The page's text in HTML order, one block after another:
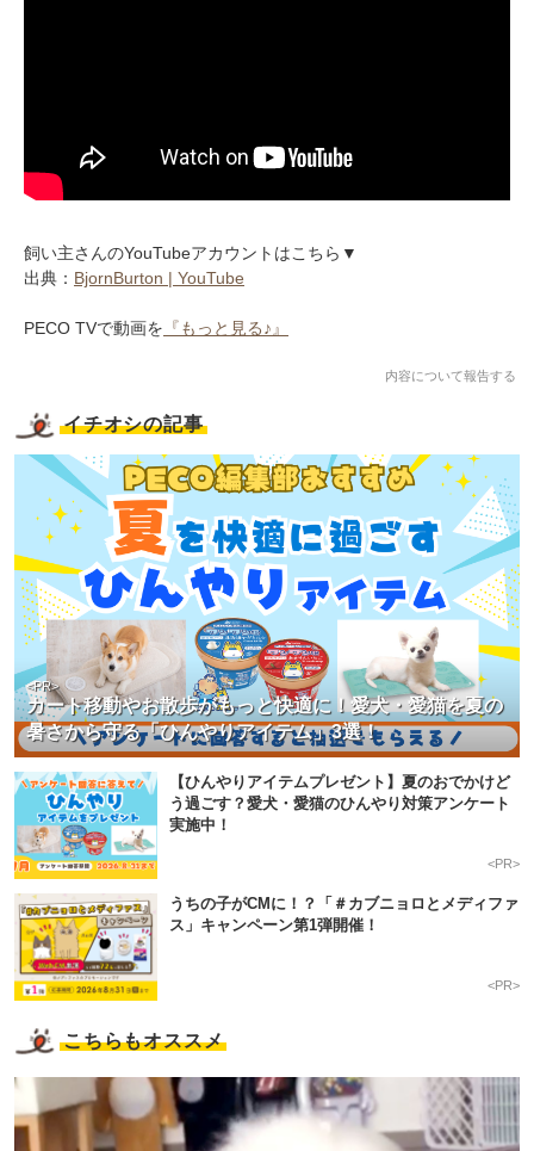
飼い主さんのYouTubeアカウントはこちら▼
出典： BjornBurton | YouTube
PECO TVで動画を 『もっと見る♪』
内容について報告する
イチオシの記事
カート移動やお散歩がもっと快適に！愛犬・愛猫を夏の
暑さから守る「ひんやりアイテム」3選！
<PR>
【ひんやりアイテムプレゼント】夏のおでかけど
う過ごす？愛犬・愛猫のひんやり対策アンケート
実施中！
<PR>
うちの子がCMに！？「＃カブニョロとメディファ
ス」キャンペーン第1弾開催！
<PR>
こちらもオススメ